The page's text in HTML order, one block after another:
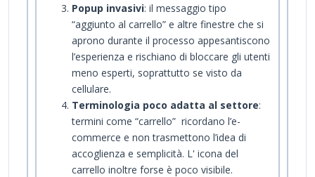
Popup invasivi: il messaggio tipo
“aggiunto al carrello” e altre finestre che si
aprono durante il processo appesantiscono
l’esperienza e rischiano di bloccare gli utenti
meno esperti, soprattutto se visto da
cellulare.
Terminologia poco adatta al settore:
termini come “carrello” ricordano l’e-
commerce e non trasmettono l’idea di
accoglienza e semplicità. L' icona del
carrello inoltre forse è poco visibile.